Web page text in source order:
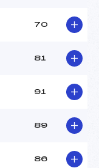
97.6400
U18->Mas
70
81
91
89
86